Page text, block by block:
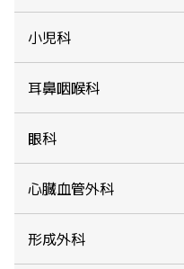
小児科
耳鼻咽喉科
眼科
心臓血管外科
形成外科